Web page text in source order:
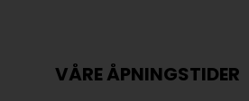
VÅRE ÅPNINGSTIDER